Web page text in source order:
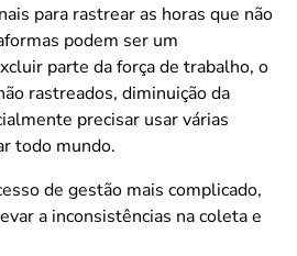
para rastrear as horas que não
podem ser um
parte da força de trabalho, o
rastreados, diminuição da
precisar usar várias
todo mundo.
de gestão mais complicado,
a inconsistências na coleta e